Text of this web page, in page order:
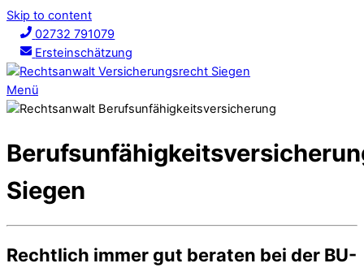
Skip to content
02732 791079
Ersteinschätzung
Menü
Siegen
Rechtlich immer gut beraten bei der BU-